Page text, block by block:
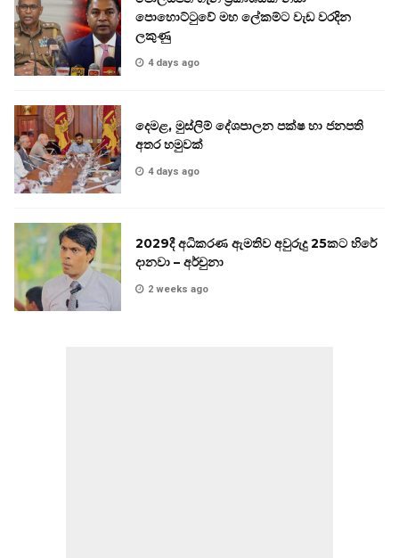
පොහොට්ටුවේ මහ ලේකම්ට වැඩ වරදින
ලකුණු
4 days ago
දෙමළ, මුස්ලිම් දේශපාලන පක්ෂ හා ජනපති
අතර හමුවක්
4 days ago
2029දී අධිකරණ ඇමතිව අවුරුදු 25කට හිරේ
දානවා – අර්චුනා
2 weeks ago